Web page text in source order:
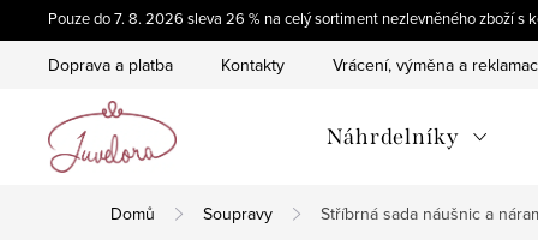
na
Pouze do 7. 8. 2026 sleva 26 % na celý sortiment nezlevněného zboží s
Doprava a platba Kontakty Vrácení, výměna a
Náhrdelníky
Domů Soupravy Stříbrná sada náušnic a